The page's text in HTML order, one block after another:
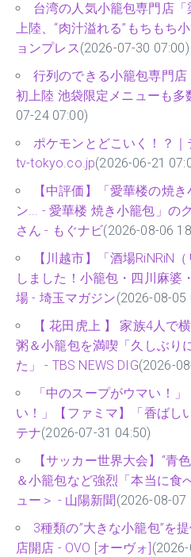
台湾の人気小籠包専門店
上陸、“肉汁溢れる”もちもち
ョンプレス(2026-07-30 07:00)
行列のできる小籠包専門
初上陸 池袋限定メニューも多
07-24 07:00)
ポケモンとどこいく！？
tv-tokyo.co.jp(2026-06-21
【中評価】「愛華楼の焼
ン... - 愛華楼 焼き小籠包」の
さん - もぐナビ(2026-08-06
【川越市】「酒場RiNRiN
しました！小籠包・四川麻婆
場 - 埼玉マガジン(2026-08-05
【 花田虎上 】 家族4人で
粥＆小籠包を満喫「久しぶり
た」 - TBS NEWS DIG(2026-
「中のスープがウマい！
い！」【ファミマ】「香ばし
テナ(2026-07-31 04:50)
【サッカー世界大会】“青
＆小籠包など強烈「本当に食
ュー＞ - 山陽新聞 (2026-08-07
3種類の”大きな小籠包”を
店開店 - OVO [オーヴォ]